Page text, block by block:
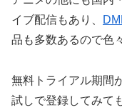
イブ配信もあり、
品も多数あるので色
無料トライアル期間
試しで登録してみて